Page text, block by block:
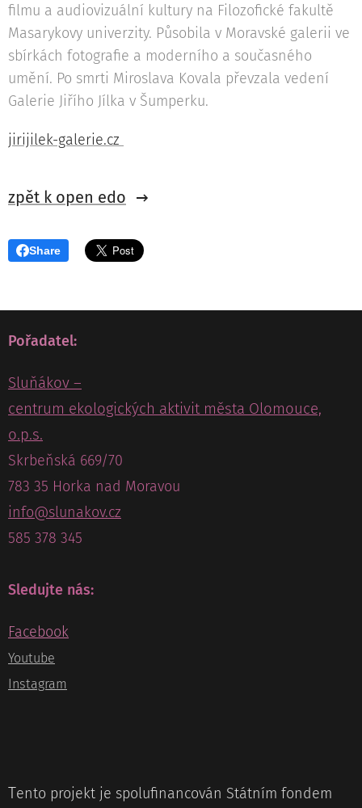
filmu a audiovizuální kultury na Filozofické fakultě
Masarykovy univerzity. Působila v Moravské galerii ve
sbírkách fotografie a moderního a současného
umění. Po smrti Miroslava Kovala převzala vedení
Galerie Jiřího Jílka v Šumperku.
jirijilek-galerie.cz
zpět k open edo
Share
Pořadatel:
Sluňákov –
centrum ekologických aktivit města Olomouce,
o.p.s.
Skrbeňská 669/70
783 35 Horka nad Moravou
info@slunakov.cz
585 378 345
Sledujte nás:
Facebook
Youtube
Instagram
Tento projekt je spolufinancován Státním fondem